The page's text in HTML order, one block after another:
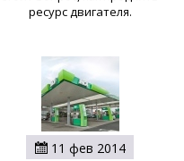
ресурс двигателя.
11 фев 2014